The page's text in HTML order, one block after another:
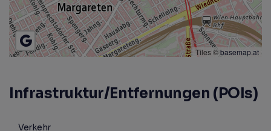
Tiles ©basemap.at
Infrastruktur/Entfernungen (POIs)
Verkehr